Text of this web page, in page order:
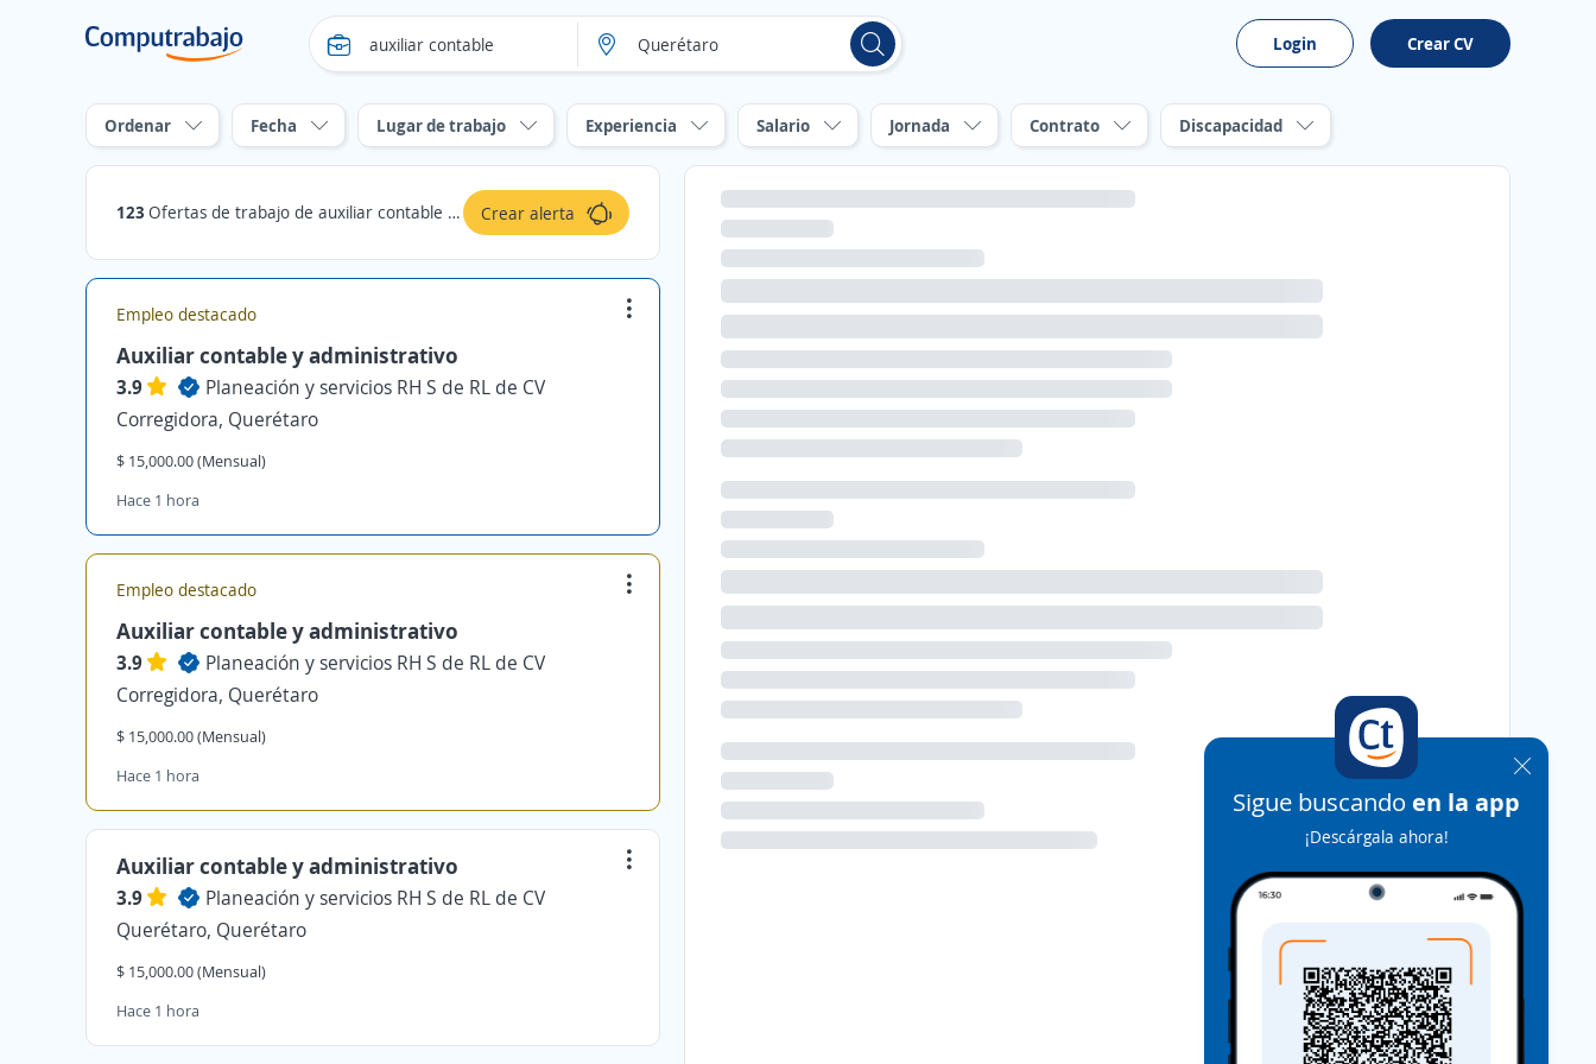
Login Crear CV
Ordenar Fecha Lugar de trabajo Experiencia Salario Jornada Contrato Discapacidad
123 Ofertas de trabajo de auxiliar contable en Querétaro Crear alerta
Empleo destacado
Auxiliar contable y administrativo
3.9
Planeación y servicios RH S de RL de CV
Corregidora, Querétaro
$ 15,000.00 (Mensual)
Hace 1 hora
Empleo destacado
Auxiliar contable y administrativo
3.9
Planeación y servicios RH S de RL de CV
Corregidora, Querétaro
$ 15,000.00 (Mensual)
Hace 1 hora
Auxiliar contable y administrativo
3.9
Planeación y servicios RH S de RL de CV
Querétaro, Querétaro
$ 15,000.00 (Mensual)
Hace 1 hora
Sigue buscando en la app
¡Descárgala ahora!